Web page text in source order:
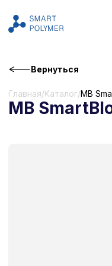
Главная /Каталог/MB SmartBlock
MB SmartBlock